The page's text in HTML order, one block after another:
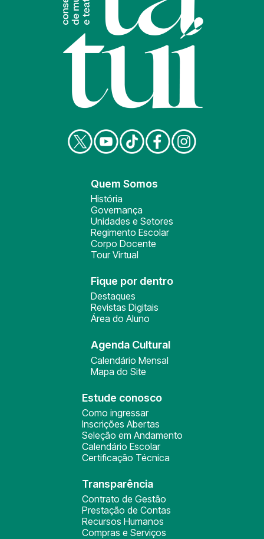
Quem Somos
História
Governança
Unidades e Setores
Regimento Escolar
Corpo Docente
Tour Virtual
Fique por dentro
Destaques
Revistas Digitais
Área do Aluno
Agenda Cultural
Calendário Mensal
Mapa do Site
Estude conosco
Como ingressar
Inscrições Abertas
Seleção em Andamento
Calendário Escolar
Certificação Técnica
Transparência
Contrato de Gestão
Prestação de Contas
Recursos Humanos
Compras e Serviços